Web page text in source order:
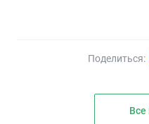
Поделиться:
Все